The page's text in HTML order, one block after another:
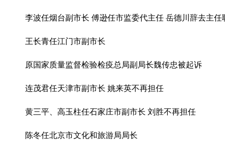
李波任烟台副市长 傅逊任市监委代主任 岳德川辞去主任
王长青任江门市副市长
原国家质量监督检验检疫总局副局长魏传忠被起诉
连茂君任天津市副市长 姚来英不再担任
黄三平、高玉柱任石家庄市副市长 刘胜不再担任
陈冬任北京市文化和旅游局局长